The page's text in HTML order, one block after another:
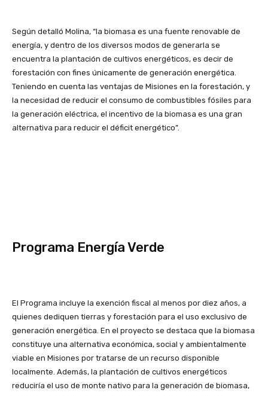
Según detalló Molina, “la biomasa es una fuente renovable de
energía, y dentro de los diversos modos de generarla se
encuentra la plantación de cultivos energéticos, es decir de
forestación con fines únicamente de generación energética.
Teniendo en cuenta las ventajas de Misiones en la forestación, y
la necesidad de reducir el consumo de combustibles fósiles para
la generación eléctrica, el incentivo de la biomasa es una gran
alternativa para reducir el déficit energético”.
Programa Energía Verde
El Programa incluye la exención fiscal al menos por diez años, a
quienes dediquen tierras y forestación para el uso exclusivo de
generación energética. En el proyecto se destaca que la biomasa
constituye una alternativa económica, social y ambientalmente
viable en Misiones por tratarse de un recurso disponible
localmente. Además, la plantación de cultivos energéticos
reduciría el uso de monte nativo para la generación de biomasa,